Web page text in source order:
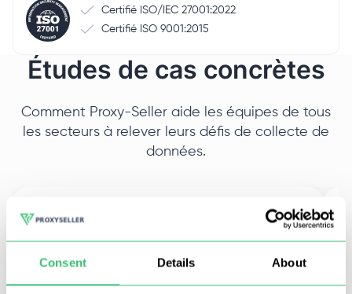
Consent Details About
Certifié ISO/IEC 27001:2022
Certifié ISO 9001:2015
Études de cas concrètes
Comment Proxy-Seller aide les équipes de tous
les secteurs à relever leurs défis de collecte de
données.
Taille de l’entreprise
Niche